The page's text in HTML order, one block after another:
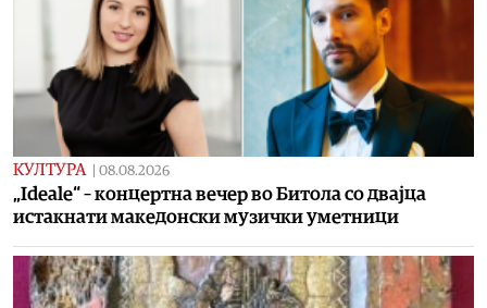
КУЛТУРА 08.08.2026
„Ideale“ – концертна вечер во Битола со двајца
истакнати македонски музички уметници